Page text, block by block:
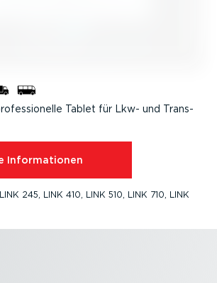
Tablet für Lkw- und Trans­
Infor­ma­tionen
245, LINK 410, LINK 510, LINK 710, LINK